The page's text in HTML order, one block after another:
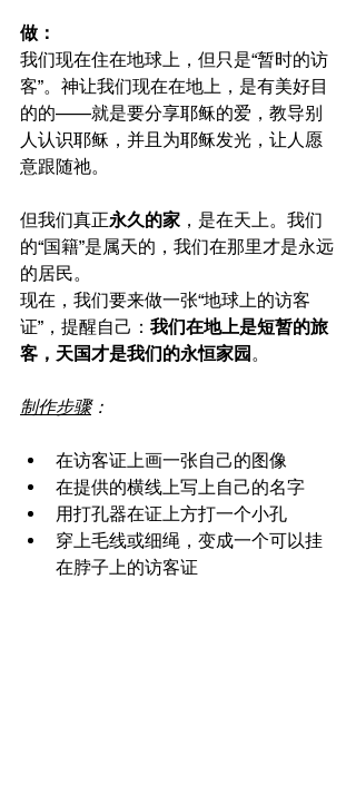
做：
我们现在住在地球上，但只是“暂时的访
客”。神让我们现在在地上，是有美好目
的的——就是要分享耶稣的爱，教导别
人认识耶稣，并且为耶稣发光，让人愿
意跟随祂。
但我们真正永久的家 ，是在天上。我们
的“国籍”是属天的，我们在那里才是永远
的居民。
现在，我们要来做一张“地球上的访客
证”，提醒自己： 我们在地上是短暂的旅
客，天国才是我们的永恒家园。
制作步骤：
在访客证上画一张自己的图像
在提供的横线上写上自己的名字
用打孔器在证上方打一个小孔
穿上毛线或细绳，变成一个可以挂
在脖子上的访客证